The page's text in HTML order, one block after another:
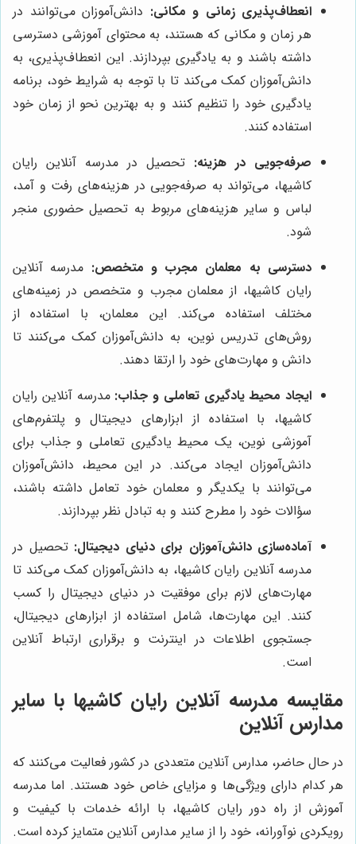
انعطاف‌پذیری زمانی و مکانی: دانش‌آموزان می‌توانند در
هر زمان و مکانی که هستند، به محتوای آموزشی دسترسی
داشته باشند و به یادگیری بپردازند. این انعطاف‌پذیری، به
دانش‌آموزان کمک می‌کند تا با توجه به شرایط خود، برنامه
یادگیری خود را تنظیم کنند و به بهترین نحو از زمان خود
استفاده کنند.
صرفه‌جویی در هزینه: تحصیل در مدرسه آنلاین رایان
کاشیها، می‌تواند به صرفه‌جویی در هزینه‌های رفت و آمد،
لباس و سایر هزینه‌های مربوط به تحصیل حضوری منجر
شود.
دسترسی به معلمان مجرب و متخصص: مدرسه آنلاین
رایان کاشیها، از معلمان مجرب و متخصص در زمینه‌های
مختلف استفاده می‌کند. این معلمان، با استفاده از
روش‌های تدریس نوین، به دانش‌آموزان کمک می‌کنند تا
دانش و مهارت‌های خود را ارتقا دهند.
ایجاد محیط یادگیری تعاملی و جذاب: مدرسه آنلاین رایان
کاشیها، با استفاده از ابزارهای دیجیتال و پلتفرم‌های
آموزشی نوین، یک محیط یادگیری تعاملی و جذاب برای
دانش‌آموزان ایجاد می‌کند. در این محیط، دانش‌آموزان
می‌توانند با یکدیگر و معلمان خود تعامل داشته باشند،
سؤالات خود را مطرح کنند و به تبادل نظر بپردازند.
آماده‌سازی دانش‌آموزان برای دنیای دیجیتال: تحصیل در
مدرسه آنلاین رایان کاشیها، به دانش‌آموزان کمک می‌کند تا
مهارت‌های لازم برای موفقیت در دنیای دیجیتال را کسب
کنند. این مهارت‌ها، شامل استفاده از ابزارهای دیجیتال،
جستجوی اطلاعات در اینترنت و برقراری ارتباط آنلاین
است.
مقایسه مدرسه آنلاین رایان کاشیها با سایر
مدارس آنلاین
در حال حاضر، مدارس آنلاین متعددی در کشور فعالیت می‌کنند که
هر کدام دارای ویژگی‌ها و مزایای خاص خود هستند. اما مدرسه
آموزش از راه دور رایان کاشیها، با ارائه خدمات با کیفیت و
رویکردی نوآورانه، خود را از سایر مدارس آنلاین متمایز کرده است.